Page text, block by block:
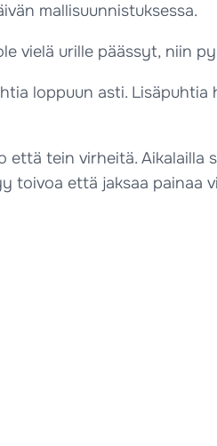
mallisuunnistuksessa.
vielä urille päässyt, niin
loppuun asti.
tein virheitä.
että jaksaa painaa